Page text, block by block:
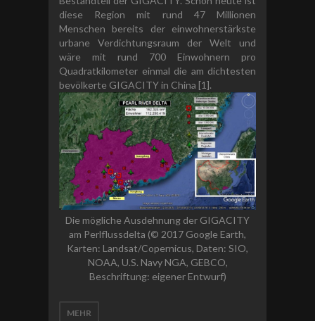
diese Region mit rund 47 Millionen
Menschen bereits der einwohnerstärkste
urbane Verdichtungsraum der Welt und
wäre mit rund 700 Einwohnern pro
Quadratkilometer einmal die am dichtesten
bevölkerte GIGACITY in China [1].
Die mögliche Ausdehnung der GIGACITY
am Perlflussdelta (© 2017 Google Earth,
Karten: Landsat/Copernicus, Daten: SIO,
NOAA, U.S. Navy NGA, GEBCO,
Beschriftung: eigener Entwurf)
MEHR